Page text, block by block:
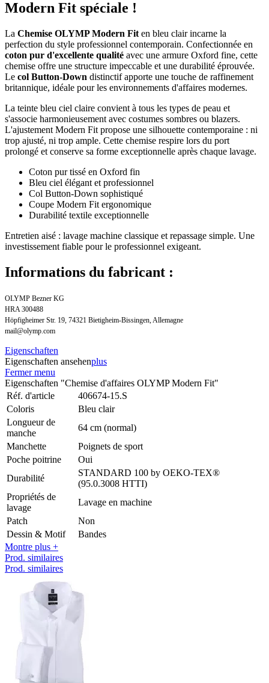
Modern Fit spéciale !
La Chemise OLYMP Modern Fit en bleu clair incarne la
perfection du style professionnel contemporain. Confectionnée en
coton pur d'excellente qualité avec une armure Oxford fine, cette
chemise offre une structure impeccable et une durabilité éprouvée.
Le col Button-Down distinctif apporte une touche de raffinement
britannique, idéale pour les environnements d'affaires modernes.
La teinte bleu ciel claire convient à tous les types de peau et
s'associe harmonieusement avec costumes sombres ou blazers.
L'ajustement Modern Fit propose une silhouette contemporaine : ni
trop ajusté, ni trop ample. Cette chemise respire lors du port
prolongé et conserve sa forme exceptionnelle après chaque lavage.
Coton pur tissé en Oxford fin
Bleu ciel élégant et professionnel
Col Button-Down sophistiqué
Coupe Modern Fit ergonomique
Durabilité textile exceptionnelle
Entretien aisé : lavage machine classique et repassage simple. Une
investissement fiable pour le professionnel exigeant.
Informations du fabricant :
OLYMP Bezner KG
HRA 300488
Höpfigheimer Str. 19, 74321 Bietigheim-Bissingen, Allemagne
mail@olymp.com
Eigenschaften
Eigenschaften ansehenplus
Fermer menu
Eigenschaften "Chemise d'affaires OLYMP Modern Fit"
Réf. d'article
406674-15.S
Coloris
Bleu clair
Longueur de
manche
64 cm (normal)
Manchette
Poignets de sport
Poche poitrine
Oui
Durabilité
STANDARD 100 by OEKO-TEX®
(95.0.3008 HTTI)
Propriétés de
lavage
Lavage en machine
Patch
Non
Dessin & Motif
Bandes
Montre plus +
Prod. similaires
Prod. similaires